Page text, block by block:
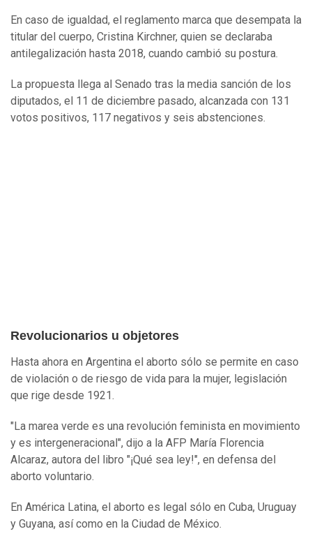
En caso de igualdad, el reglamento marca que desempata la
titular del cuerpo, Cristina Kirchner, quien se declaraba
antilegalización hasta 2018, cuando cambió su postura.
La propuesta llega al Senado tras la media sanción de los
diputados, el 11 de diciembre pasado, alcanzada con 131
votos positivos, 117 negativos y seis abstenciones.
Revolucionarios u objetores
Hasta ahora en Argentina el aborto sólo se permite en caso
de violación o de riesgo de vida para la mujer, legislación
que rige desde 1921.
"La marea verde es una revolución feminista en movimiento
y es intergeneracional", dijo a la AFP María Florencia
Alcaraz, autora del libro "¡Qué sea ley!", en defensa del
aborto voluntario.
En América Latina, el aborto es legal sólo en Cuba, Uruguay
y Guyana, así como en la Ciudad de México.